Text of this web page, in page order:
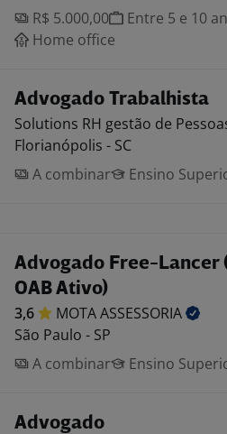
R$ 5.000,00
Entre 5 e 10
Home office
Advogado Trabalhista
Solutions RH gestão de
Florianópolis - SC
A combinar
Ensino
Advogado Free-Lancer
OAB Ativo)
3,6 MOTAASSESSORIA
São Paulo - SP
A combinar
Ensino
Advogado